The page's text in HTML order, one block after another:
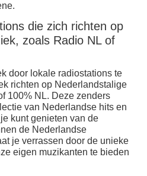
die zich richten op
zoals Radio NL of
door lokale radiostations te
richten op Nederlandstalige
100% NL. Deze zenders
van Nederlandse hits en
kunt genieten van de
de Nederlandse
je verrassen door de unieke
eigen muzikanten te bieden